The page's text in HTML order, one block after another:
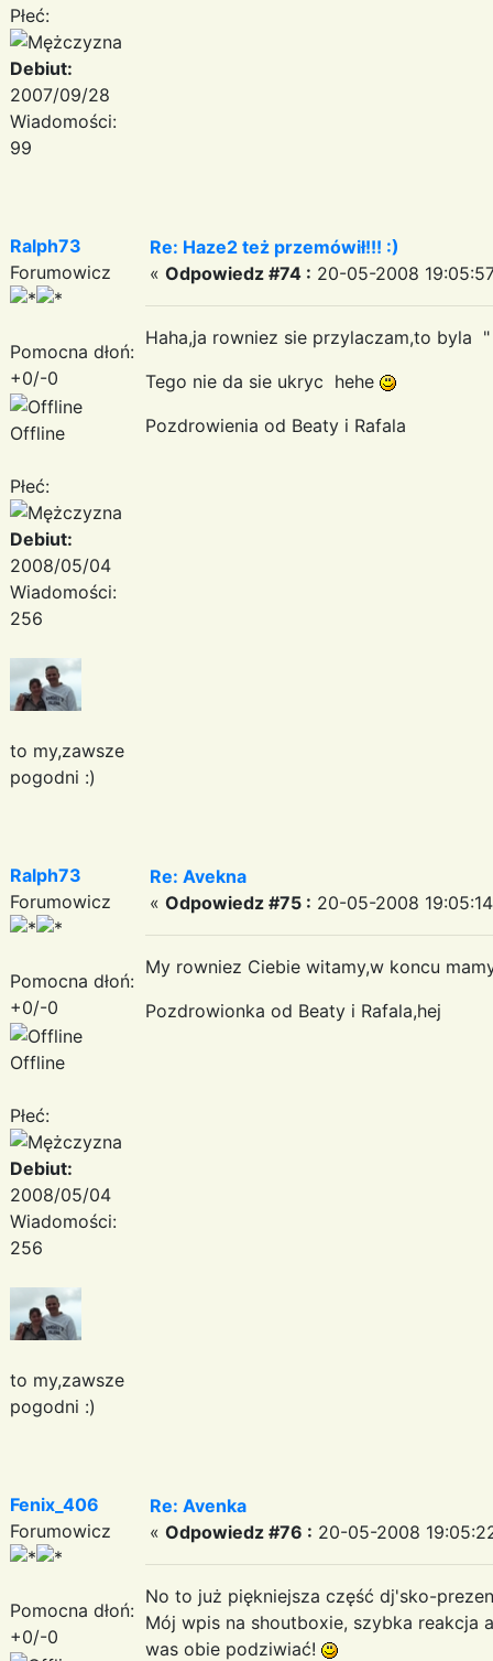
Płeć:
Debiut:
2007/09/28
Wiadomości:
99
Ralph73
Forumowicz
Pomocna dłoń:
+0/-0
Offline
Płeć:
Debiut:
2008/05/04
Wiadomości:
256
to my,zawsze
pogodni :)
Re: Haze2 też przemówił!!! :)
« Odpowiedz #74 : 20-05-2008
Haha,ja rowniez sie przylaczam,to byla
Tego nie da sie ukryc hehe
Pozdrowienia od Beaty i Rafala
Ralph73
Forumowicz
Pomocna dłoń:
+0/-0
Offline
Płeć:
Debiut:
2008/05/04
Wiadomości:
256
to my,zawsze
pogodni :)
Re: Avekna
« Odpowiedz #75 : 20-05-2008
My rowniez Ciebie witamy,w koncu
Pozdrowionka od Beaty i Rafala,hej
Fenix_406
Forumowicz
Pomocna dłoń:
+0/-0
Re: Avenka
« Odpowiedz #76 : 20-05-2008
No to już piękniejsza część dj'sko-
Mój wpis na shoutboxie, szybka
was obie podziwiać!